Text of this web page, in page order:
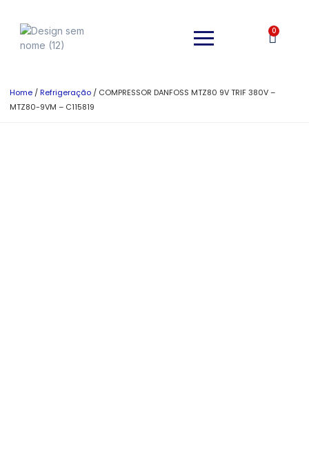
0
Home /Refrigeração / COMPRESSOR DANFOSS MTZ80 9V TRIF 380V –
MTZ80-9VM – C115819